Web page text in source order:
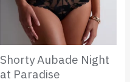
Shorty Aubade Night
at Paradise